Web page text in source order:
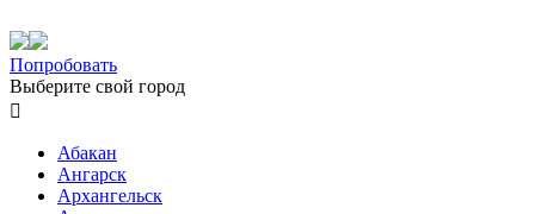
Попробовать
Выберите свой город

Абакан
Ангарск
Архангельск